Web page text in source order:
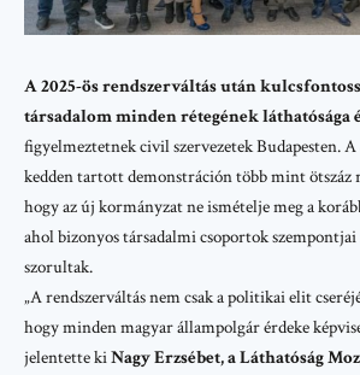
A 2025-ös rendszerváltás után
társadalom minden rétegének láthatósága
figyelmeztetnek civil szervezetek Budapesten. A
kedden tartott demonstráción több mint ötszáz
hogy az új kormányzat ne ismételje meg a
ahol bizonyos társadalmi csoportok
szorultak.
„A rendszerváltás nem csak a politikai elit
hogy minden magyar állampolgár érdeke
jelentette kiNagy Erzsébet, a Láthatóság